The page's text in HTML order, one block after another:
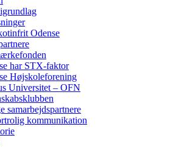
Odense
har STX-faktor
Højskoleforening
Universitet – OFN
samarbejdspartnere
kommunikation